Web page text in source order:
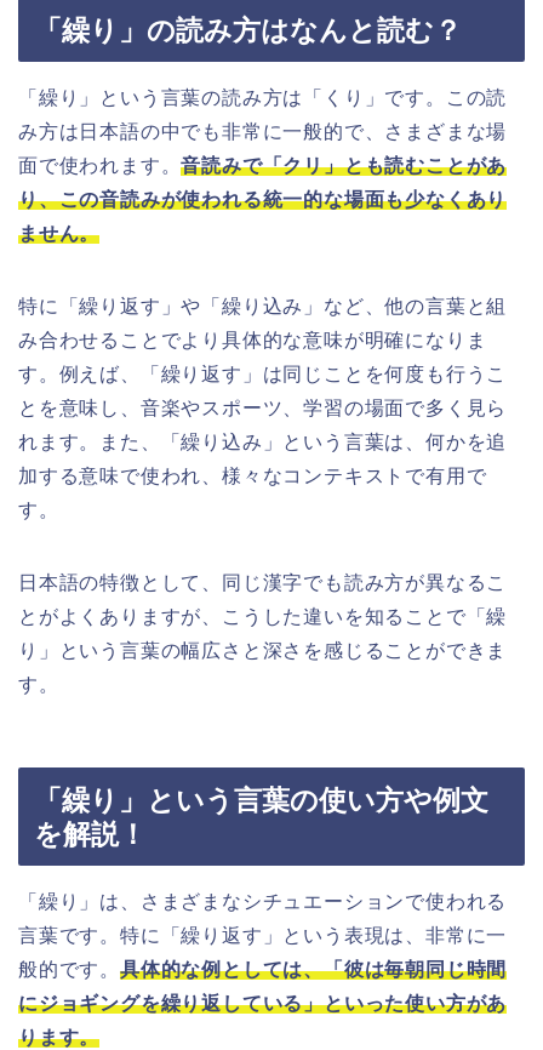
「繰り」の読み方はなんと読む？
「繰り」という言葉の読み方は「くり」です。この読
み方は日本語の中でも非常に一般的で、さまざまな場
面で使われます。音読みで「クリ」とも読むことがあ
り、この音読みが使われる統一的な場面も少なくあり
ません。
特に「繰り返す」や「繰り込み」など、他の言葉と組
み合わせることでより具体的な意味が明確になりま
す。例えば、「繰り返す」は同じことを何度も行うこ
とを意味し、音楽やスポーツ、学習の場面で多く見ら
れます。また、「繰り込み」という言葉は、何かを追
加する意味で使われ、様々なコンテキストで有用で
す。
日本語の特徴として、同じ漢字でも読み方が異なるこ
とがよくありますが、こうした違いを知ることで「繰
り」という言葉の幅広さと深さを感じることができま
す。
「繰り」という言葉の使い方や例文
を解説！
「繰り」は、さまざまなシチュエーションで使われる
言葉です。特に「繰り返す」という表現は、非常に一
般的です。 具体的な例としては、「彼は毎朝同じ時間
にジョギングを繰り返している」といった使い方があ
ります。